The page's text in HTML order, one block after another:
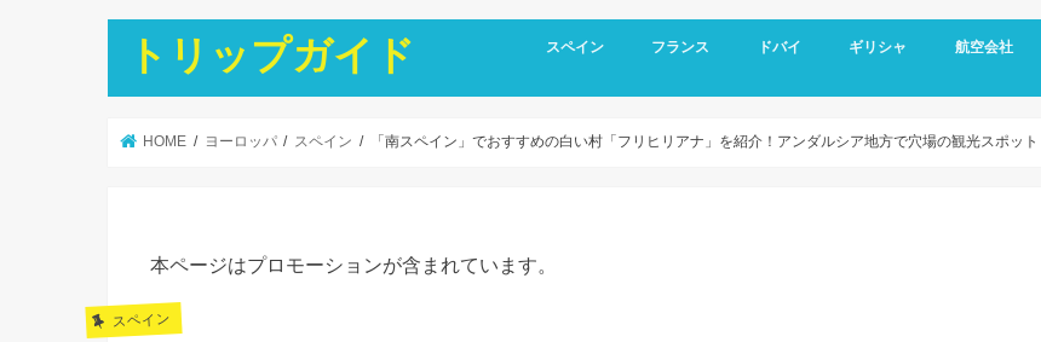
トリップガイド スペイン
スペイン基本情報
バルセロナ旅行
グラナダ
コルドバ
アンダルシア地方
セビリア
マドリード
フランス
フランス基本情報
リヨン観光
トゥールーズ旅行
ニース旅行
南フランス旅行
ドバイ
ドバイ空港
ドバイ基本情報
オールドドバイ
ダウンタウン
ドバイマリーナ
デザートサファリ
ドバイメトロ
ドバイ 新しい観光スポット
ドバイ ホテル選び
ギリシャ
アテネ観光
サントリーニ島 観光
メテオラ観光
航空会社
エミレーツ航
スカイエクス
マイレージプ
HOME ヨーロッパ スペイン 「南スペイン」でおすすめの白い村「フリヒリアナ」を紹介！アンダルシア地方で穴場の観光スポット
本ページはプロモーションが含まれています。
スペイン